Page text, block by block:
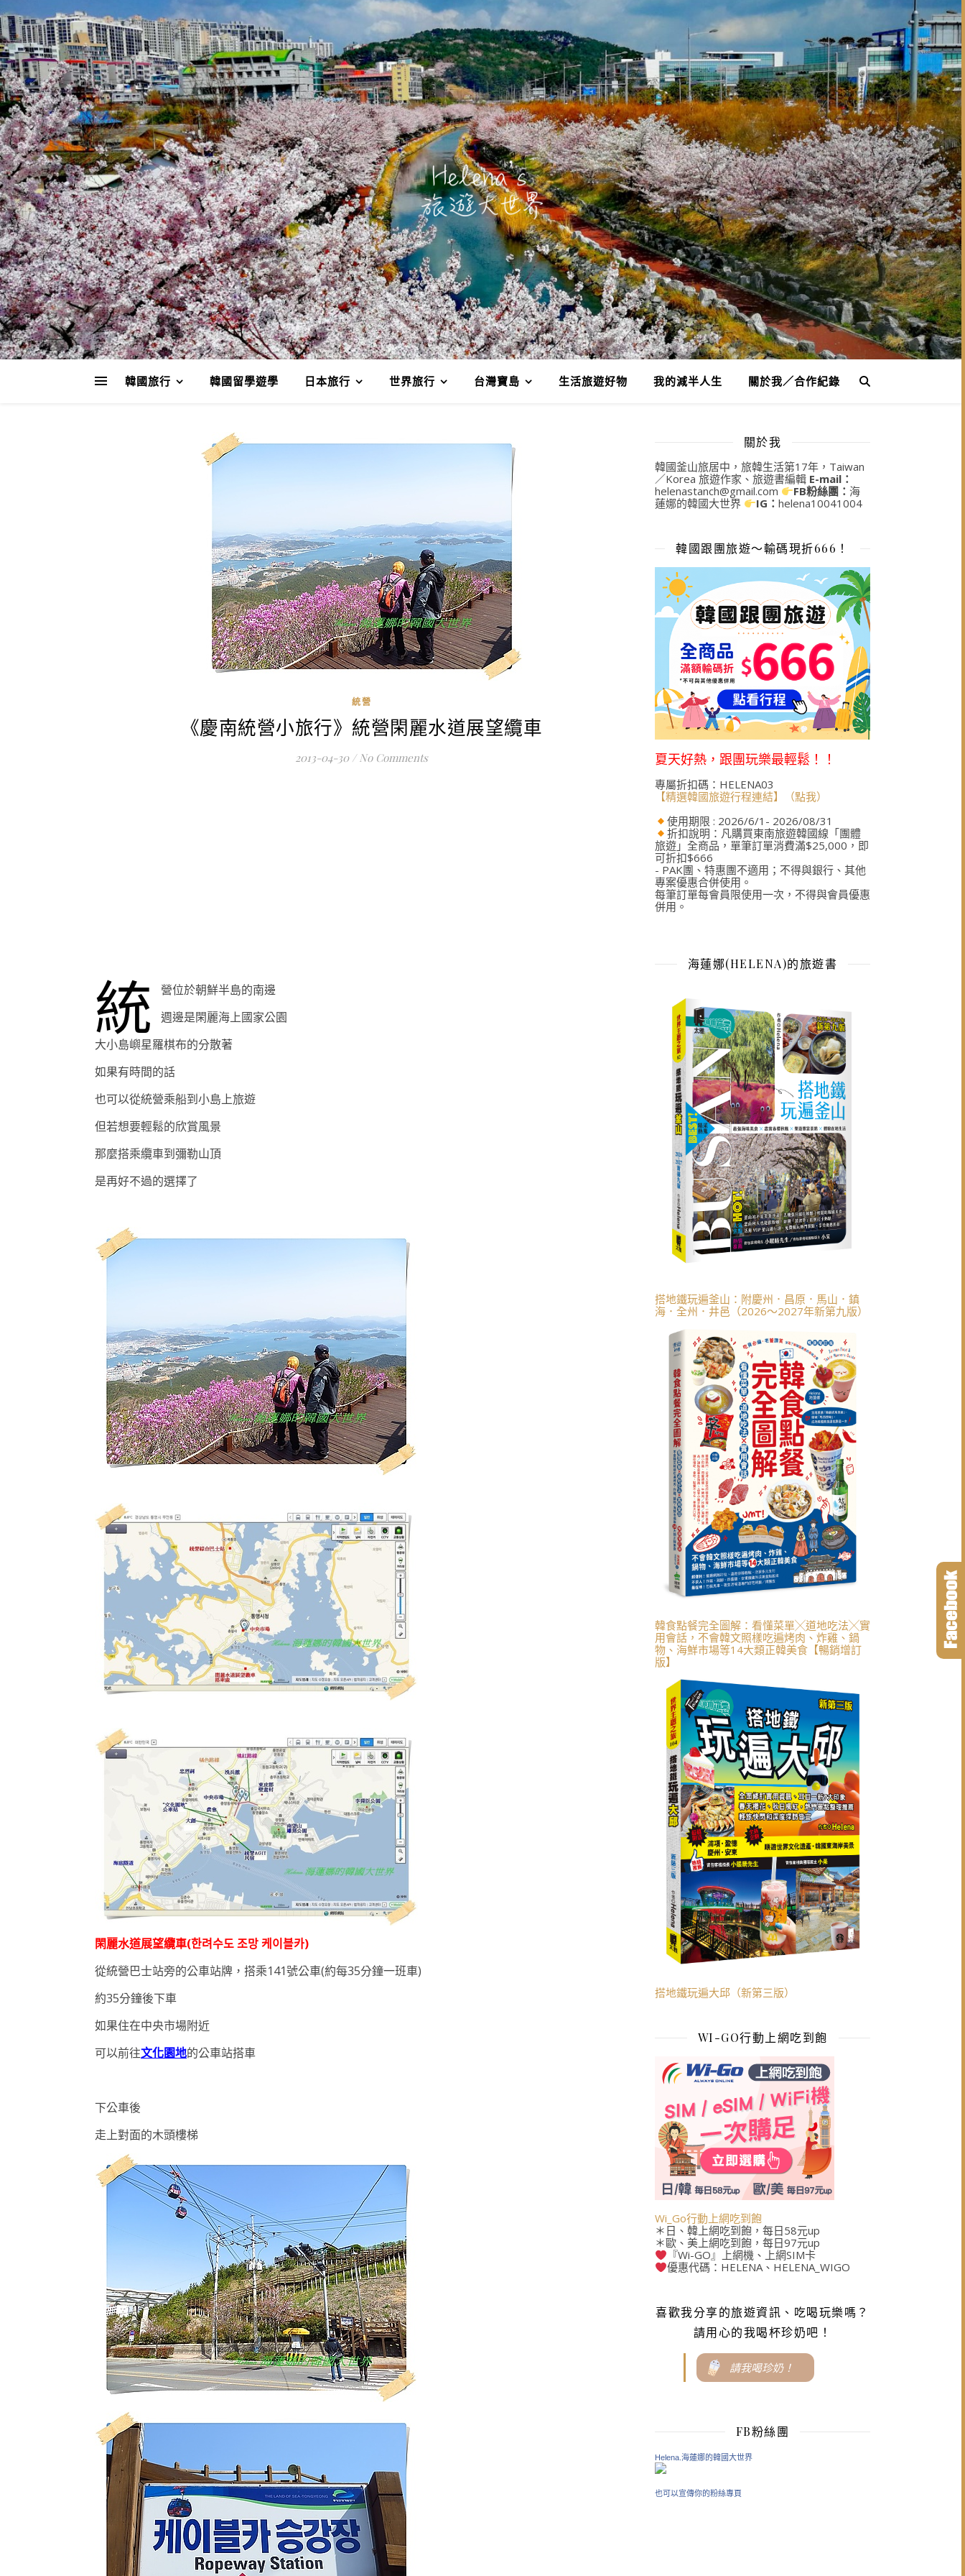
韓國旅行 韓國留學遊學 日本旅行 世界旅行 台灣寶島 生活旅遊好物 我的減半人生 關於我／合作紀錄
統營
《慶南統營小旅行》統營閑麗水道展望纜車
2013-04-30 / No Comments
統
營位於朝鮮半島的南邊
週邊是閑麗海上國家公園
大小島嶼星羅棋布的分散著
如果有時間的話
也可以從統營乘船到小島上旅遊
但若想要輕鬆的欣賞風景
那麼搭乘纜車到彌勒山頂
是再好不過的選擇了
閑麗水道展望纜車(한려수도 조망 케이블카)
從統營巴士站旁的公車站牌，搭乘141號公車(約每35分鐘一班車)
約35分鐘後下車
如果住在中央市場附近
可以前往文化園地的公車站搭車
下公車後
走上對面的木頭樓梯
關於我
韓國釜山旅居中，旅韓生活第17年，Taiwan
／Korea 旅遊作家、旅遊書編輯 E-mail：
helenastanch@gmail.com
FB粉絲團： 海
蓮娜的韓國大世界
IG：helena10041004
韓國跟團旅遊～輸碼現折666！
夏天好熱，跟團玩樂最輕鬆！！
專屬折扣碼：HELENA03
【精選韓國旅遊行程連結】（點我）
使用期限 : 2026/6/1- 2026/08/31
折扣說明：凡購買東南旅遊韓國線「團體
旅遊」全商品，單筆訂單消費滿$25,000，即
可折扣$666
- PAK團、特惠團不適用；不得與銀行、其他
專案優惠合併使用。
每筆訂單每會員限使用一次，不得與會員優惠
併用。
海蓮娜(HELENA)的旅遊書
搭地鐵玩遍釜山：附慶州．昌原．馬山．鎮
海．全州．井邑（2026～2027年新第九版）
韓食點餐完全圖解：看懂菜單╳道地吃法╳實
用會話，不會韓文照樣吃遍烤肉、炸雞、鍋
物、海鮮市場等14大類正韓美食【暢銷增訂
版】
搭地鐵玩遍大邱（新第三版）
WI-GO行動上網吃到飽
Wi_Go行動上網吃到飽
＊日、韓上網吃到飽，每日58元up
＊歐、美上網吃到飽，每日97元up
『Wi-GO』上網機、上網SIM卡
優惠代碼：HELENA、HELENA_WIGO
喜歡我分享的旅遊資訊、吃喝玩樂嗎？
請用心的我喝杯珍奶吧！
請我喝珍奶！
FB粉絲團
Helena.海蓮娜的韓國大世界
也可以宣傳你的粉絲專頁